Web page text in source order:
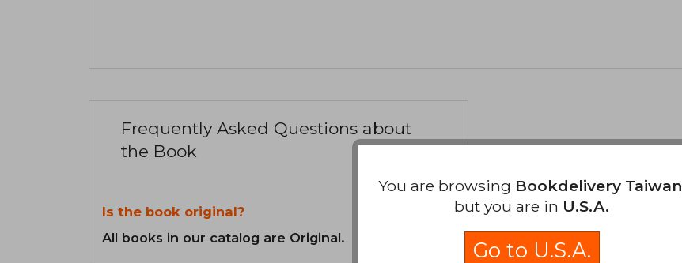
Frequently Asked Questions about
the Book
Is the book original?
All books in our catalog are Original.
You are browsing Bookdelivery Taiwan
but you are in U.S.A.
Go to U.S.A.